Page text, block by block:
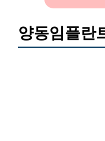
양동임플란